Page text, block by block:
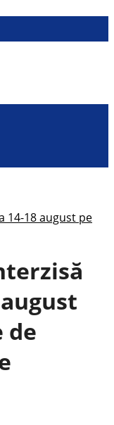
14-18 august pe
de